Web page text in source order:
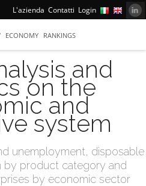
L'azienda Contatti Login
ECONOMY RANKINGS
and
on the
and
system
unemployment, disposable
by product category and
by economic sector